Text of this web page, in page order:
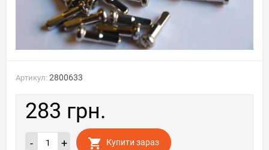
Артикул: 2800633
283 грн.
- + Купити зараз